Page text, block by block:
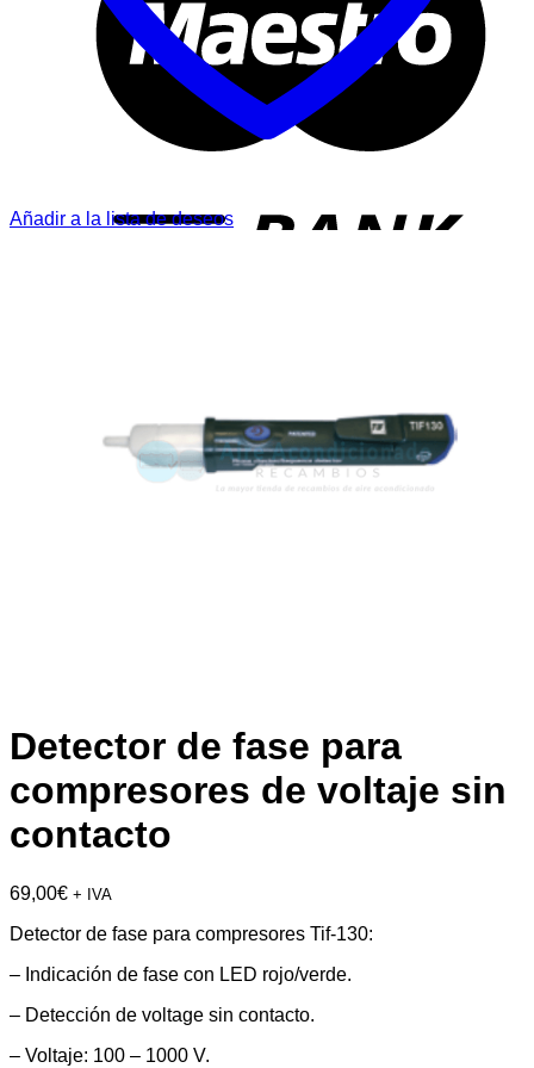
Añadir a la lista de deseos
Detector de fase para
compresores de voltaje sin
contacto
69,00€ + IVA
Detector de fase para compresores Tif-130:
– Indicación de fase con LED rojo/verde.
– Detección de voltage sin contacto.
– Voltaje: 100 – 1000 V.